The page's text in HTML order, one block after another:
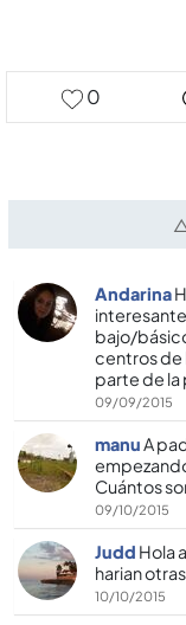
0
Andarina
bajo/
centros de
parte de la
09/09/2015
manuA
Cuántos
09/10/2015
Judd Hola
harian
10/10/2015